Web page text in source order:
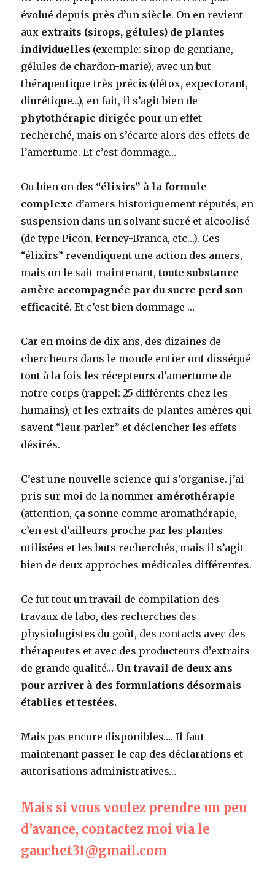
évolué depuis près d’un siècle. On en revient
aux extraits (sirops, gélules) de plantes
individuelles (exemple: sirop de gentiane,
gélules de chardon-marie), avec un but
thérapeutique très précis (détox, expectorant,
diurétique…), en fait, il s’agit bien de
phytothérapie dirigée pour un effet
recherché, mais on s’écarte alors des effets de
l’amertume. Et c’est dommage…
Ou bien on des “élixirs” à la formule
complexe d’amers historiquement réputés, en
suspension dans un solvant sucré et alcoolisé
(de type Picon, Ferney-Branca, etc…). Ces
“élixirs” revendiquent une action des amers,
mais on le sait maintenant,toute substance
amère accompagnée par du sucre perd son
efficacité. Et c’est bien dommage …
Car en moins de dix ans, des dizaines de
chercheurs dans le monde entier ont disséqué
tout à la fois les récepteurs d’amertume de
notre corps (rappel: 25 différents chez les
humains), et les extraits de plantes amères qui
savent “leur parler” et déclencher les effets
désirés.
C’est une nouvelle science qui s’organise. j’ai
pris sur moi de la nommer amérothérapie
(attention, ça sonne comme aromathérapie,
c’en est d’ailleurs proche par les plantes
utilisées et les buts recherchés, mais il s’agit
bien de deux approches médicales différentes.
Ce fut tout un travail de compilation des
travaux de labo, des recherches des
physiologistes du goût, des contacts avec des
thérapeutes et avec des producteurs d’extraits
de grande qualité… Un travail de deux ans
pour arriver à des formulations désormais
établies et testées.
Mais pas encore disponibles…. Il faut
maintenant passer le cap des déclarations et
autorisations administratives…
Mais si vous voulez prendre un peu
d’avance, contactez moi via le
gauchet31@gmail.com